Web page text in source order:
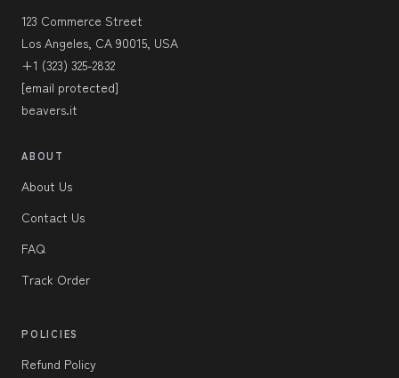
123 Commerce Street
Los Angeles, CA 90015, USA
+1 (323) 325-2832
[email protected]
beavers.it
ABOUT
About Us
Contact Us
FAQ
Track Order
POLICIES
Refund Policy